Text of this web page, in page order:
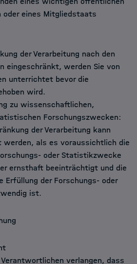
oder eines Mitgliedstaats
der Verarbeitung nach den
eingeschränkt, werden Sie von
unterrichtet bevor die
wird.
zu wissenschaftlichen,
Forschungszwecken:
der Verarbeitung kann
als es voraussichtlich die
oder Statistikzwecke
ernsthaft beeinträchtigt und die
Erfüllung der Forschungs- oder
ist.
verlangen, dass